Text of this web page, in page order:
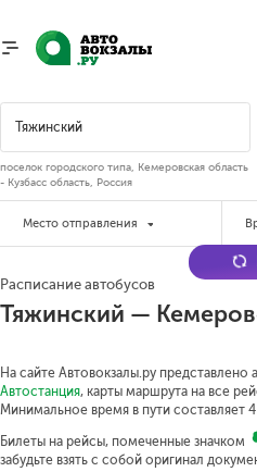
поселок городского типа, Кемеровская область
- Кузбасс область, Россия
Место отправления
Расписание автобусов
Тяжинский —
На сайте Автовокзалы.ру
Автостанция, карты маршрута на все
Минимальное время в пути составляет 4
Билеты на рейсы, помеченные значком
забудьте взять с собой оригинал